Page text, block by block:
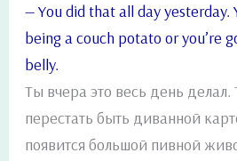
— You did that all day yesterday.
being a couch potato or you’re
belly.
Ты вчера это весь день делал.
перестать быть диванной
появится большой пивной